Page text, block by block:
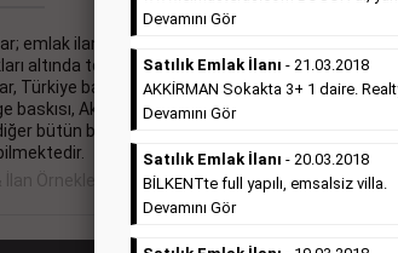
emlak ilanı, eleman ilanı,
altında toplanmaktadır.
Türkiye baskısı, İstanbul
baskısı, Akdeniz baskısı,
bütün bölgelerde
İlan Örnekleri
türü altında
teşekkür
Devamını Gör
Satılık Emlak İlanı - 21.03.2018
AKKİRMAN Sokakta 3+ 1 daire.
Devamını Gör
Satılık Emlak İlanı - 20.03.2018
BİLKENTte full yapılı, emsalsiz villa.
Devamını Gör